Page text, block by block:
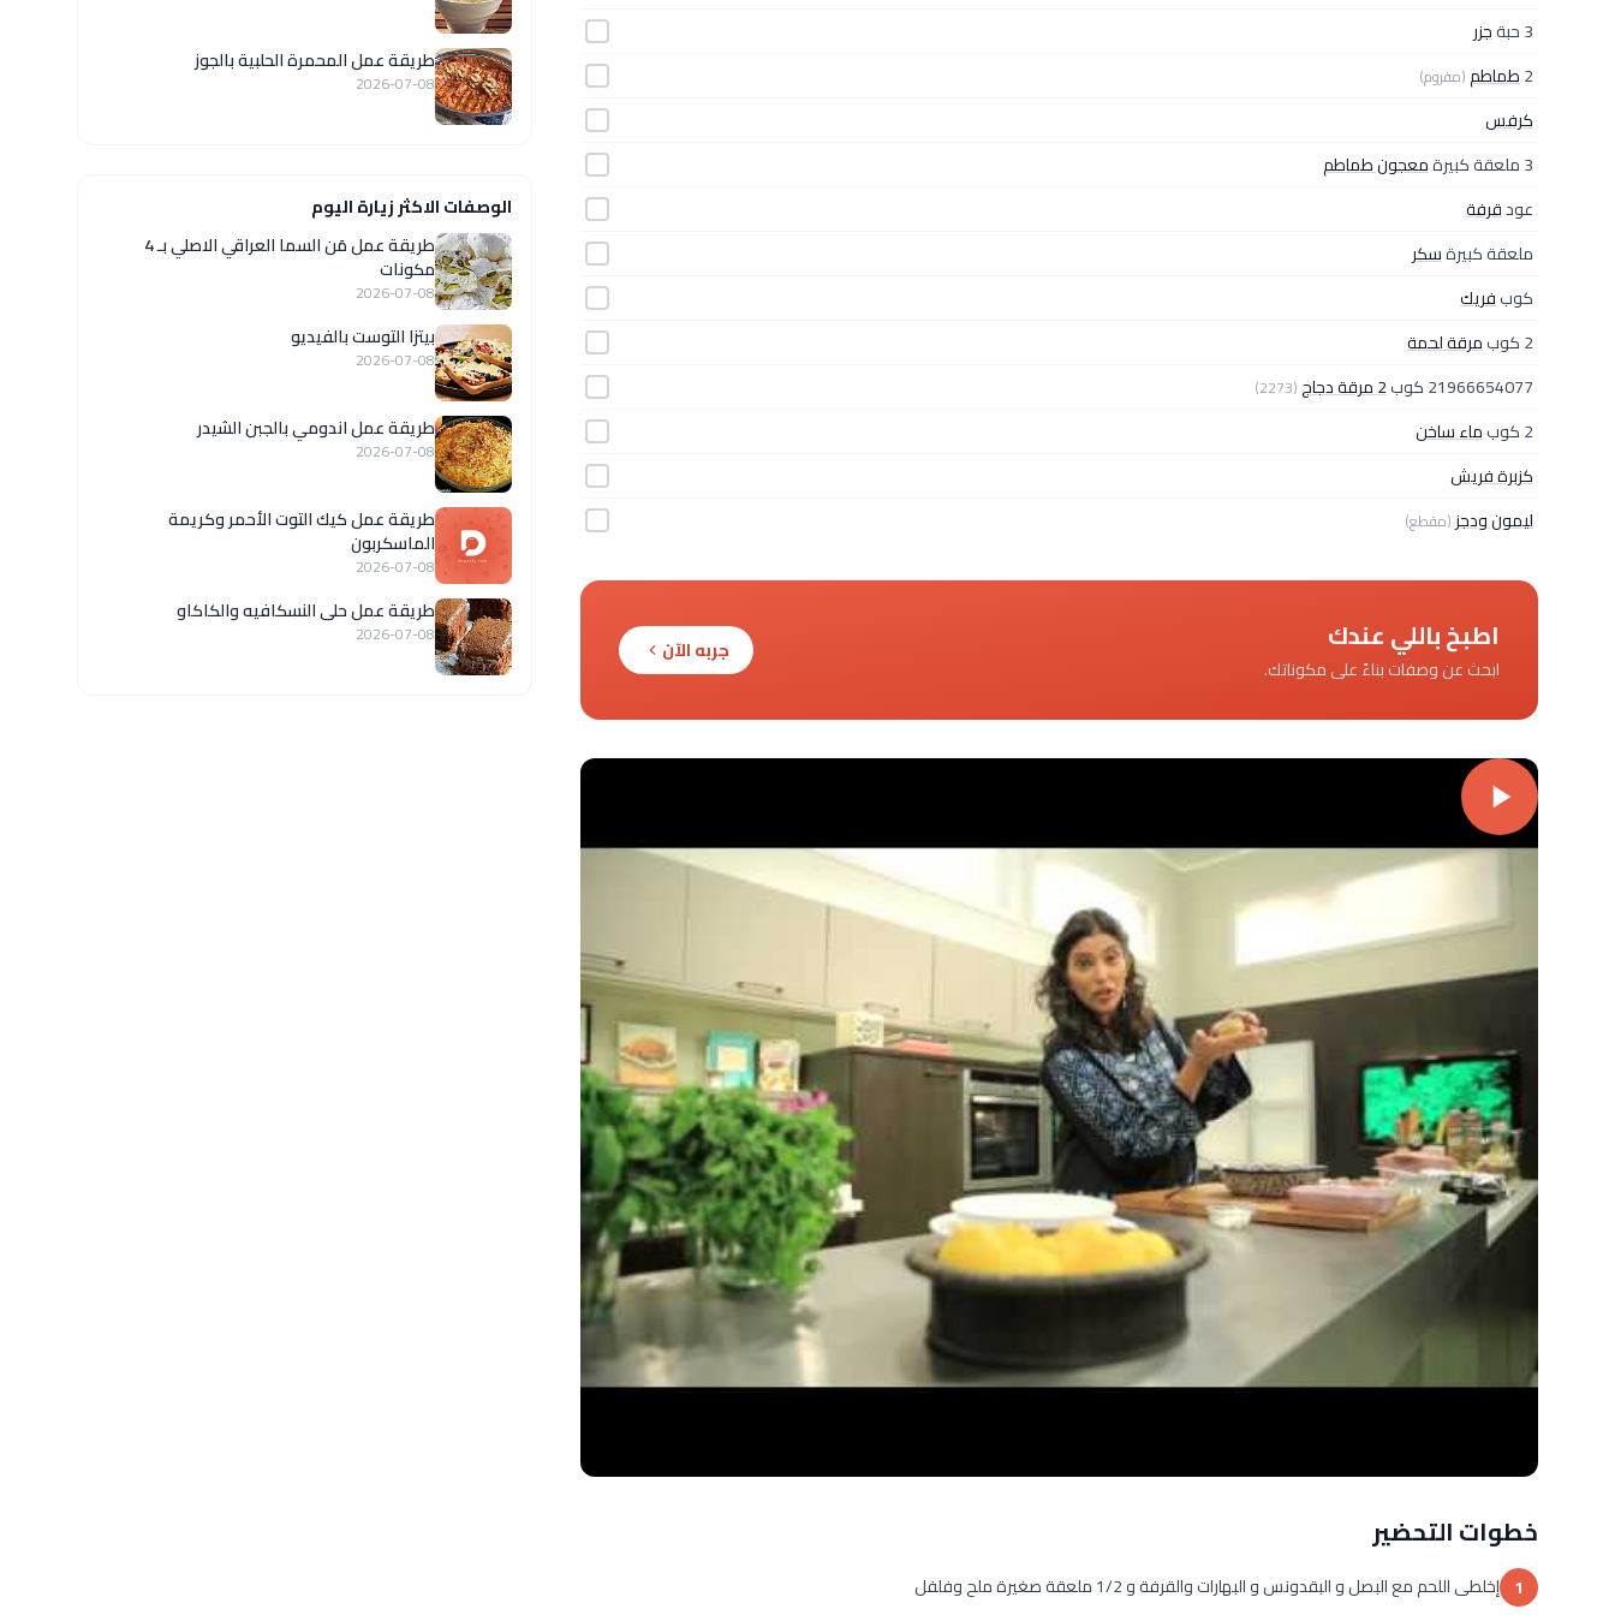
3 حبة
جزر
2طماطم(مفروم)
كرفس
3 ملعقة كبيرة
معجون طماطم
عودقرفة
ملعقة كبيرةسكر
كوبفريك
2 كوب
مرقة لحمة
21966654077 كوب
2 مرقة دجاج (2273)
2 كوب
ماء ساخن
كزبرة فريش
ليمون ودجز (مقطع)
اطبخ باللي عندك
ابحث عن وصفات بناءً على مكوناتك.
جربه الآن
خطوات التحضير
1 إخلطى اللحم مع البصل و البقدونس و البهارات والقرفة و 1/2 ملعقة صغيرة ملح وفلفل
طريقة عمل المحمرة الحلبية بالجوز
2026-07-08
الوصفات الاكثر زيارة اليوم
طريقة عمل مَن السما العراقي الاصلي بـ 4
مكونات
2026-07-08
بيتزا التوست بالفيديو
2026-07-08
طريقة عمل اندومي بالجبن الشيدر
2026-07-08
طريقة عمل كيك التوت الأحمر وكريمة
الماسكربون
2026-07-08
طريقة عمل حلى النسكافيه والكاكاو
2026-07-08